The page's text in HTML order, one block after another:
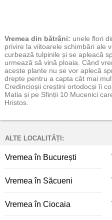
Vremea din bătrâni: unele flori
privire la viitoarele schimbări ale
curbează tulpinile și se apleacă
urmează să vină ploaia. Când
aceste plante nu se vor aplecă
drepte pentru a capta cât mai
Credincioșii creștini ortodocși îi
Matia și pe Sfinții 10 Mucenici
Hristos.
ALTE LOCALITĂȚI:
Vremea în București
Vremea în Săcueni
Vremea în Ciocaia